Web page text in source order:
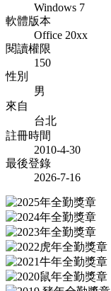
Windows 7
軟體版本
Office 20xx
閱讀權限
150
性別
男
來自
台北
註冊時間
2010-4-30
最後登錄
2026-7-16